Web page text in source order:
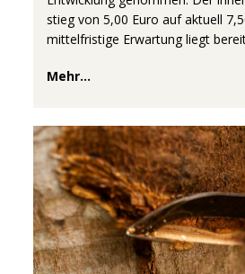
stieg von 5,00 Euro auf aktuell
mittelfristige Erwartung liegt
Mehr...